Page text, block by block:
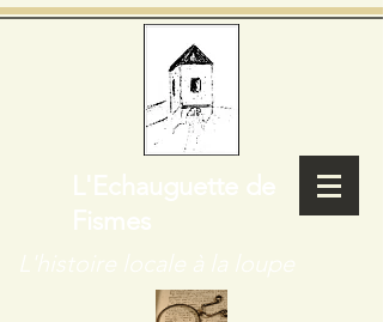
L'Echauguette de
Fismes
L'histoire locale à la loupe